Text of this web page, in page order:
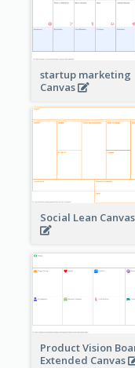
startup marketing
Canvas
Social Lean Canvas
Product Vision
Extended Canvas